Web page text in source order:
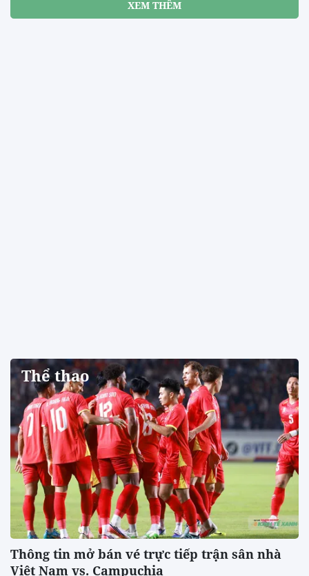
XEM THÊM
Thể thao
Thông tin mở bán vé trực tiếp trận sân nhà
Việt Nam vs. Campuchia